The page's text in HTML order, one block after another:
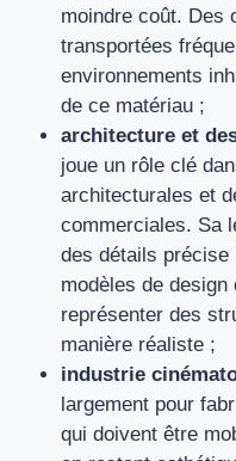
moindre coût.
transportées
environnements
de ce matériau ;
architecture et
joue un rôle clé
architecturales et
commerciales. Sa
des détails précise
modèles de
représenter des
manière réaliste ;
industrie
largement pour
qui doivent être